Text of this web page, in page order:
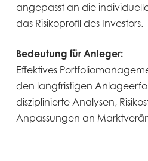
angepasst an die
das Risikoprofil des Investors.
Bedeutung für Anleger:
Effektives
den langfristigen
disziplinierte Analysen,
Anpassungen an